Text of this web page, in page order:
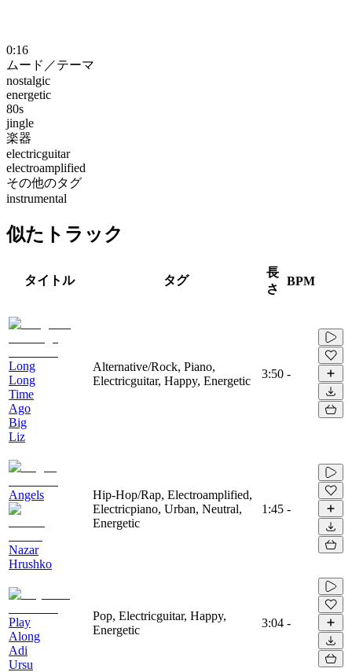
0:16
ムード／テーマ
nostalgic
energetic
80s
jingle
楽器
electricguitar
electroamplified
その他のタグ
instrumental
似たトラック
タイトル タグ
長
さ
BPM
Long
Long
Time
Ago
Big
Liz
Alternative/Rock, Piano,
Electricguitar, Happy, Energetic
3:50 -
Angels
Nazar
Hrushko
Hip-Hop/Rap, Electroamplified,
Electricpiano, Urban, Neutral,
Energetic
1:45 -
Play
Along
Adi
Ursu
Pop, Electricguitar, Happy,
Energetic
3:04 -